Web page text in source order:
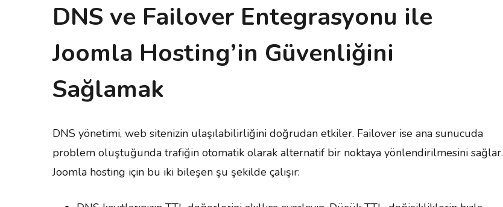
DNS ve Failover Entegrasyonu ile
Joomla Hosting’in Güvenliğini
Sağlamak
DNS yönetimi, web sitenizin ulaşılabilirliğini doğrudan etkiler. Failover ise ana sunucuda
problem oluştuğunda trafiğin otomatik olarak alternatif bir noktaya yönlendirilmesini sağlar.
Joomla hosting için bu iki bileşen şu şekilde çalışır: